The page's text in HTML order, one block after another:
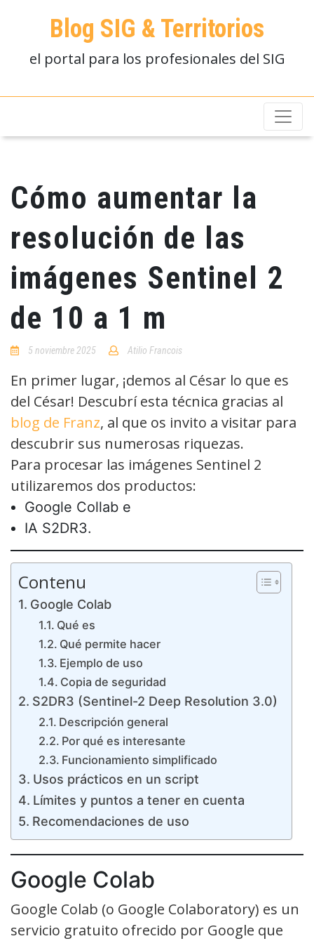
Blog SIG & Territorios
el portal para los profesionales del SIG
Cómo aumentar la
resolución de las
imágenes Sentinel 2
de 10 a 1 m
5 noviembre 2025 Atilio Francois
En primer lugar, ¡demos al César lo que es
del César! Descubrí esta técnica gracias al
blog de Franz, al que os invito a visitar para
descubrir sus numerosas riquezas.
Para procesar las imágenes Sentinel 2
utilizaremos dos productos:
Google Collab e
IA S2DR3.
Contenu
Google Colab
Qué es
Qué permite hacer
Ejemplo de uso
Copia de seguridad
S2DR3 (Sentinel-2 Deep Resolution 3.0)
Descripción general
Por qué es interesante
Funcionamiento simplificado
Usos prácticos en un script
Límites y puntos a tener en cuenta
Recomendaciones de uso
Google Colab
Google Colab (o Google Colaboratory) es un
servicio gratuito ofrecido por Google que